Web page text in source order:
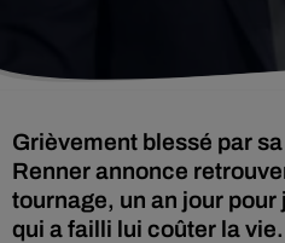
Grièvement blessé par
Renner annonce
tournage, un an jour
qui a failli lui coûter la vie.